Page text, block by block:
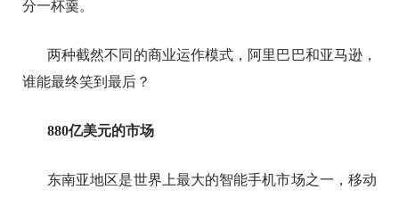
分一杯羹。
两种截然不同的商业运作模式，阿里巴巴和亚马逊，
谁能最终笑到最后？
880亿美元的市场
东南亚地区是世界上最大的智能手机市场之一，移动